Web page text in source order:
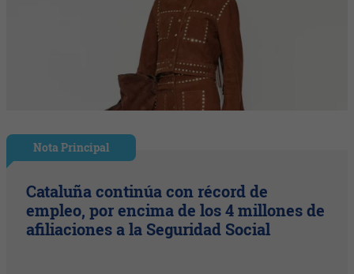
Nota Principal
Cataluña continúa con récord de
empleo, por encima de los 4 millones de
afiliaciones a la Seguridad Social